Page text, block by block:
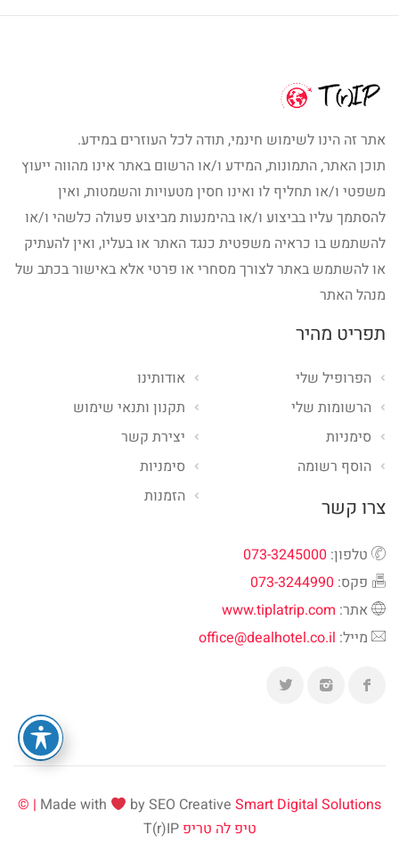
אתר זה הינו לשימוש חינמי, תודה לכל העוזרים במידע.
תוכן האתר, התמונות, המידע ו/או הרשום באתר אינו מהווה ייעוץ
משפטי ו/או תחליף לו ואינו חסין מטעויות והשמטות, ואין
להסתמך עליו בביצוע ו/או בהימנעות מביצוע פעולה כלשהי ו/או
להשתמש בו כראיה משפטית כנגד האתר או בעליו, ואין להעתיק
או להשתמש באתר לצורך מסחרי או פרטי אלא באישור בכתב של
מנהל האתר
תפריט מהיר
אודותינו
תקנון ותנאי שימוש
יצירת קשר
סימניות
הזמנות
הפרופיל שלי
הרשומות שלי
סימניות
הוסף רשומה
צרו קשר
טלפון: 073-3245000
פקס: 073-3244990
אתר: www.tiplatrip.com
מייל: office@dealhotel.co.il
Made with by SEO CreativeSmart Digital Solutions | ©
טיפ לה טריפ T(r)IP